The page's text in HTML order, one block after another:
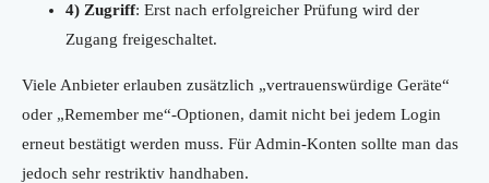
4) Zugriff: Erst nach erfolgreicher Prüfung wird der
Zugang freigeschaltet.
Viele Anbieter erlauben zusätzlich „vertrauenswürdige Geräte“
oder „Remember me“-Optionen, damit nicht bei jedem Login
erneut bestätigt werden muss. Für Admin-Konten sollte man das
jedoch sehr restriktiv handhaben.